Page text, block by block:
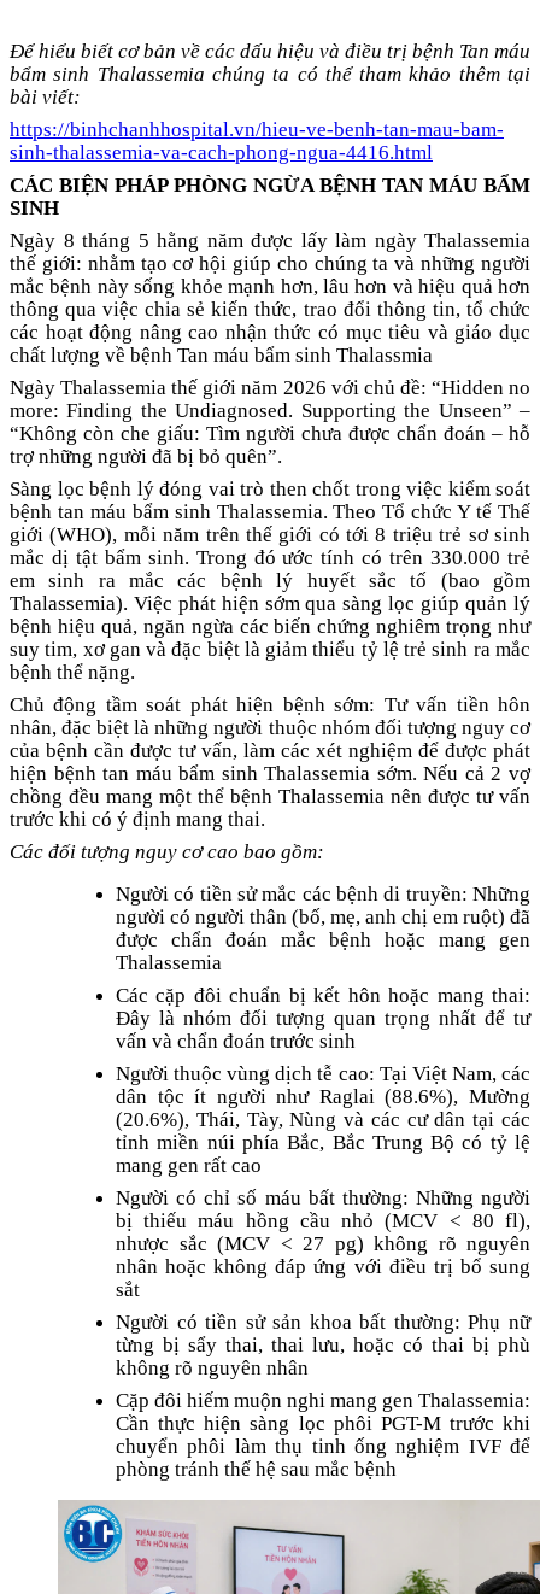
Để hiểu biết cơ bản về các dấu hiệu và điều trị bệnh Tan máu
bẩm sinh Thalassemia chúng ta có thể tham khảo thêm tại
bài viết:
https://binhchanhhospital.vn/hieu-ve-benh-tan-mau-bam-
sinh-thalassemia-va-cach-phong-ngua-4416.html
CÁC BIỆN PHÁP PHÒNG NGỪA BỆNH TAN MÁU BẨM
SINH
Ngày 8 tháng 5 hằng năm được lấy làm ngày Thalassemia
thế giới: nhằm tạo cơ hội giúp cho chúng ta và những người
mắc bệnh này sống khỏe mạnh hơn, lâu hơn và hiệu quả hơn
thông qua việc chia sẻ kiến thức, trao đổi thông tin, tổ chức
các hoạt động nâng cao nhận thức có mục tiêu và giáo dục
chất lượng về bệnh Tan máu bẩm sinh Thalassmia
Ngày Thalassemia thế giới năm 2026 với chủ đề: “Hidden no
more: Finding the Undiagnosed. Supporting the Unseen” –
“Không còn che giấu: Tìm người chưa được chẩn đoán – hỗ
trợ những người đã bị bỏ quên”.
Sàng lọc bệnh lý đóng vai trò then chốt trong việc kiểm soát
bệnh tan máu bẩm sinh Thalassemia. Theo Tổ chức Y tế Thế
giới (WHO), mỗi năm trên thế giới có tới 8 triệu trẻ sơ sinh
mắc dị tật bẩm sinh. Trong đó ước tính có trên 330.000 trẻ
em sinh ra mắc các bệnh lý huyết sắc tố (bao gồm
Thalassemia). Việc phát hiện sớm qua sàng lọc giúp quản lý
bệnh hiệu quả, ngăn ngừa các biến chứng nghiêm trọng như
suy tim, xơ gan và đặc biệt là giảm thiểu tỷ lệ trẻ sinh ra mắc
bệnh thể nặng.
Chủ động tầm soát phát hiện bệnh sớm: Tư vấn tiền hôn
nhân, đặc biệt là những người thuộc nhóm đối tượng nguy cơ
của bệnh cần được tư vấn, làm các xét nghiệm để được phát
hiện bệnh tan máu bẩm sinh Thalassemia sớm. Nếu cả 2 vợ
chồng đều mang một thể bệnh Thalassemia nên được tư vấn
trước khi có ý định mang thai.
Các đối tượng nguy cơ cao bao gồm:
Người có tiền sử mắc các bệnh di truyền: Những
người có người thân (bố, mẹ, anh chị em ruột) đã
được chẩn đoán mắc bệnh hoặc mang gen
Thalassemia
Các cặp đôi chuẩn bị kết hôn hoặc mang thai:
Đây là nhóm đối tượng quan trọng nhất để tư
vấn và chẩn đoán trước sinh
Người thuộc vùng dịch tễ cao: Tại Việt Nam, các
dân tộc ít người như Raglai (88.6%), Mường
(20.6%), Thái, Tày, Nùng và các cư dân tại các
tỉnh miền núi phía Bắc, Bắc Trung Bộ có tỷ lệ
mang gen rất cao
Người có chỉ số máu bất thường: Những người
bị thiếu máu hồng cầu nhỏ (MCV < 80 fl),
nhược sắc (MCV < 27 pg) không rõ nguyên
nhân hoặc không đáp ứng với điều trị bổ sung
sắt
Người có tiền sử sản khoa bất thường: Phụ nữ
từng bị sẩy thai, thai lưu, hoặc có thai bị phù
không rõ nguyên nhân
Cặp đôi hiếm muộn nghi mang gen Thalassemia:
Cần thực hiện sàng lọc phôi PGT-M trước khi
chuyển phôi làm thụ tinh ống nghiệm IVF để
phòng tránh thế hệ sau mắc bệnh